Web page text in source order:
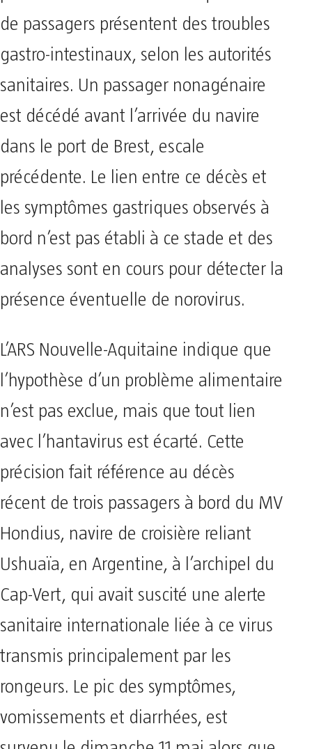
de passagers présentent des troubles
gastro-intestinaux, selon les autorités
sanitaires. Un passager nonagénaire
est décédé avant l’arrivée du navire
dans le port de Brest, escale
précédente. Le lien entre ce décès et
les symptômes gastriques observés à
bord n’est pas établi à ce stade et des
analyses sont en cours pour détecter la
présence éventuelle de norovirus.
L’ARS Nouvelle-Aquitaine indique que
l’hypothèse d’un problème alimentaire
n’est pas exclue, mais que tout lien
avec l’hantavirus est écarté. Cette
précision fait référence au décès
récent de trois passagers à bord du MV
Hondius, navire de croisière reliant
Ushuaïa, en Argentine, à l’archipel du
Cap-Vert, qui avait suscité une alerte
sanitaire internationale liée à ce virus
transmis principalement par les
rongeurs. Le pic des symptômes,
vomissements et diarrhées, est